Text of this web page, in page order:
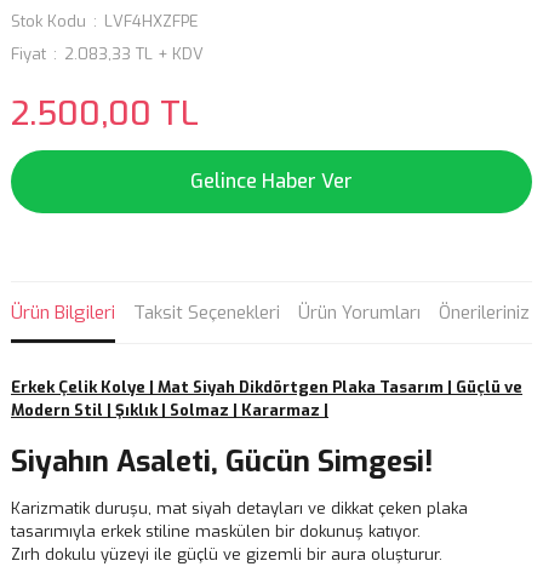
Stok Kodu
LVF4HXZFPE
Fiyat
2.083,33 TL + KDV
2.500,00 TL
Gelince Haber Ver
Ürün Bilgileri Taksit Seçenekleri Ürün Yorumları Önerileriniz
Erkek Çelik Kolye | Mat Siyah Dikdörtgen Plaka Tasarım | Güçlü ve
Modern Stil | Şıklık | Solmaz | Kararmaz |
Siyahın Asaleti, Gücün Simgesi!
Karizmatik duruşu, mat siyah detayları ve dikkat çeken plaka
tasarımıyla erkek stiline maskülen bir dokunuş katıyor.
Zırh dokulu yüzeyi ile güçlü ve gizemli bir aura oluşturur.